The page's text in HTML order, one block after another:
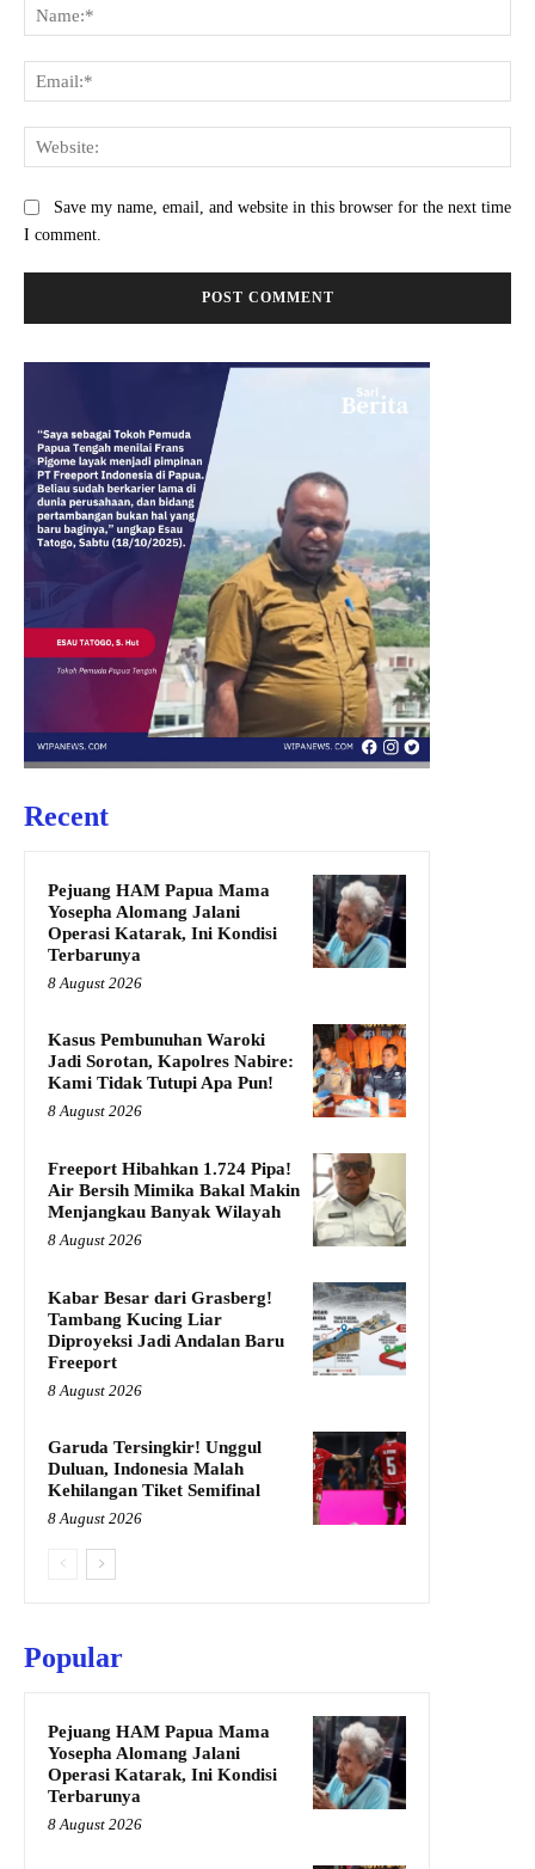
Save my name, email, and website in this browser for the next time
I comment.
Recent
Pejuang HAM Papua Mama
Yosepha Alomang Jalani
Operasi Katarak, Ini Kondisi
Terbarunya
8 August 2026
Kasus Pembunuhan Waroki
Jadi Sorotan, Kapolres Nabire:
Kami Tidak Tutupi Apa Pun!
8 August 2026
Freeport Hibahkan 1.724 Pipa!
Air Bersih Mimika Bakal Makin
Menjangkau Banyak Wilayah
8 August 2026
Kabar Besar dari Grasberg!
Tambang Kucing Liar
Diproyeksi Jadi Andalan Baru
Freeport
8 August 2026
Garuda Tersingkir! Unggul
Duluan, Indonesia Malah
Kehilangan Tiket Semifinal
8 August 2026
Popular
Pejuang HAM Papua Mama
Yosepha Alomang Jalani
Operasi Katarak, Ini Kondisi
Terbarunya
8 August 2026